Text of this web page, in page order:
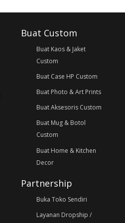
Buat Custom
Buat Kaos & Jaket
Custom
Buat Case HP Custom
Buat Photo & Art Prints
Buat Aksesoris Custom
Buat Mug & Botol
Custom
Buat Home & Kitchen
Decor
Partnership
Buka Toko Sendiri
Layanan Dropship /